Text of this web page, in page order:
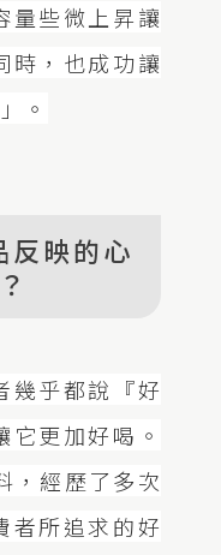
量些微上昇讓
時，也成功讓
。
反映的心
幾乎都說『好
更加好喝。
，經歷了多次
者所追求的好